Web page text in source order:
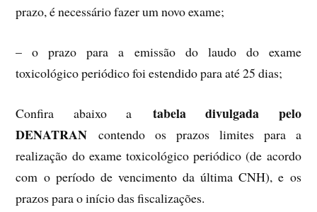
prazo, é necessário fazer um novo exame;
– o prazo para a emissão do laudo do exame
toxicológico periódico foi estendido para até 25 dias;
Confira abaixo a tabela divulgada pelo
DENATRAN contendo os prazos limites para a
realização do exame toxicológico periódico (de acordo
com o período de vencimento da última CNH), e os
prazos para o início das fiscalizações.